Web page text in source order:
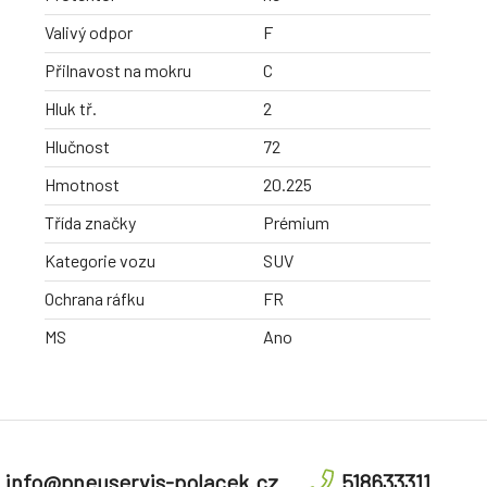
Valivý odpor
F
Přilnavost na mokru
C
Hluk tř.
2
Hlučnost
72
Hmotnost
20.225
Třída značky
Prémium
Kategorie vozu
SUV
Ochrana ráfku
FR
MS
Ano